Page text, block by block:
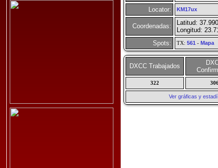
Locator:
KM17ux
Coordenadas:
Latitud:
Longitud:
Spots:
TX: 561 - Mapa
DXCC Trabajados
322
Ver gráficas y